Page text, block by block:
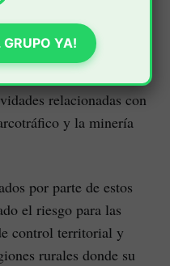
de las Farc,
grupo residual
y mantiene
caracterizada por
relacionadas con
y la minería
por parte de estos
el riesgo para las
control territorial y
rurales donde su
GRUPO YA!